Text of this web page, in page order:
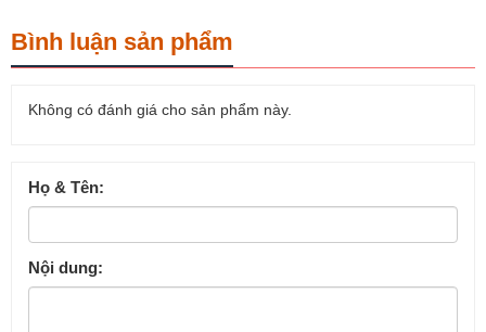
Bình luận sản phẩm
Không có đánh giá cho sản phẩm này.
Họ & Tên:
Nội dung: